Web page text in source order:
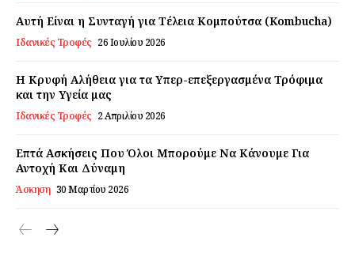
Daily Food
Σχετικά με εμάς
Αποποίηση Ευθυνών
Ο λογαριασμός μου
Επικοινωνία
Αυτή Είναι η Συνταγή για Τέλεια Κομπούτσα (Kombucha)
Ιδανικές Τροφές 26 Ιουλίου 2026
Η Κρυφή Αλήθεια για τα Υπερ-επεξεργασμένα Τρόφιμα
και την Υγεία μας
Ιδανικές Τροφές 2 Απριλίου 2026
Επτά Ασκήσεις Που Όλοι Μπορούμε Να Κάνουμε Για
Αντοχή Και Δύναμη
Άσκηση 30 Μαρτίου 2026